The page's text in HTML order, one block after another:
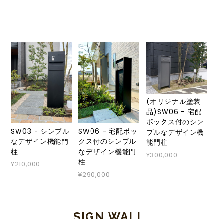
SW03 - シンプル
なデザイン機能門
柱
¥210,000
SW06 - 宅配ボッ
クス付のシンプル
なデザイン機能門
柱
¥290,000
(オリジナル塗装
品)SW06 - 宅配
ボックス付のシン
プルなデザイン機
能門柱
¥300,000